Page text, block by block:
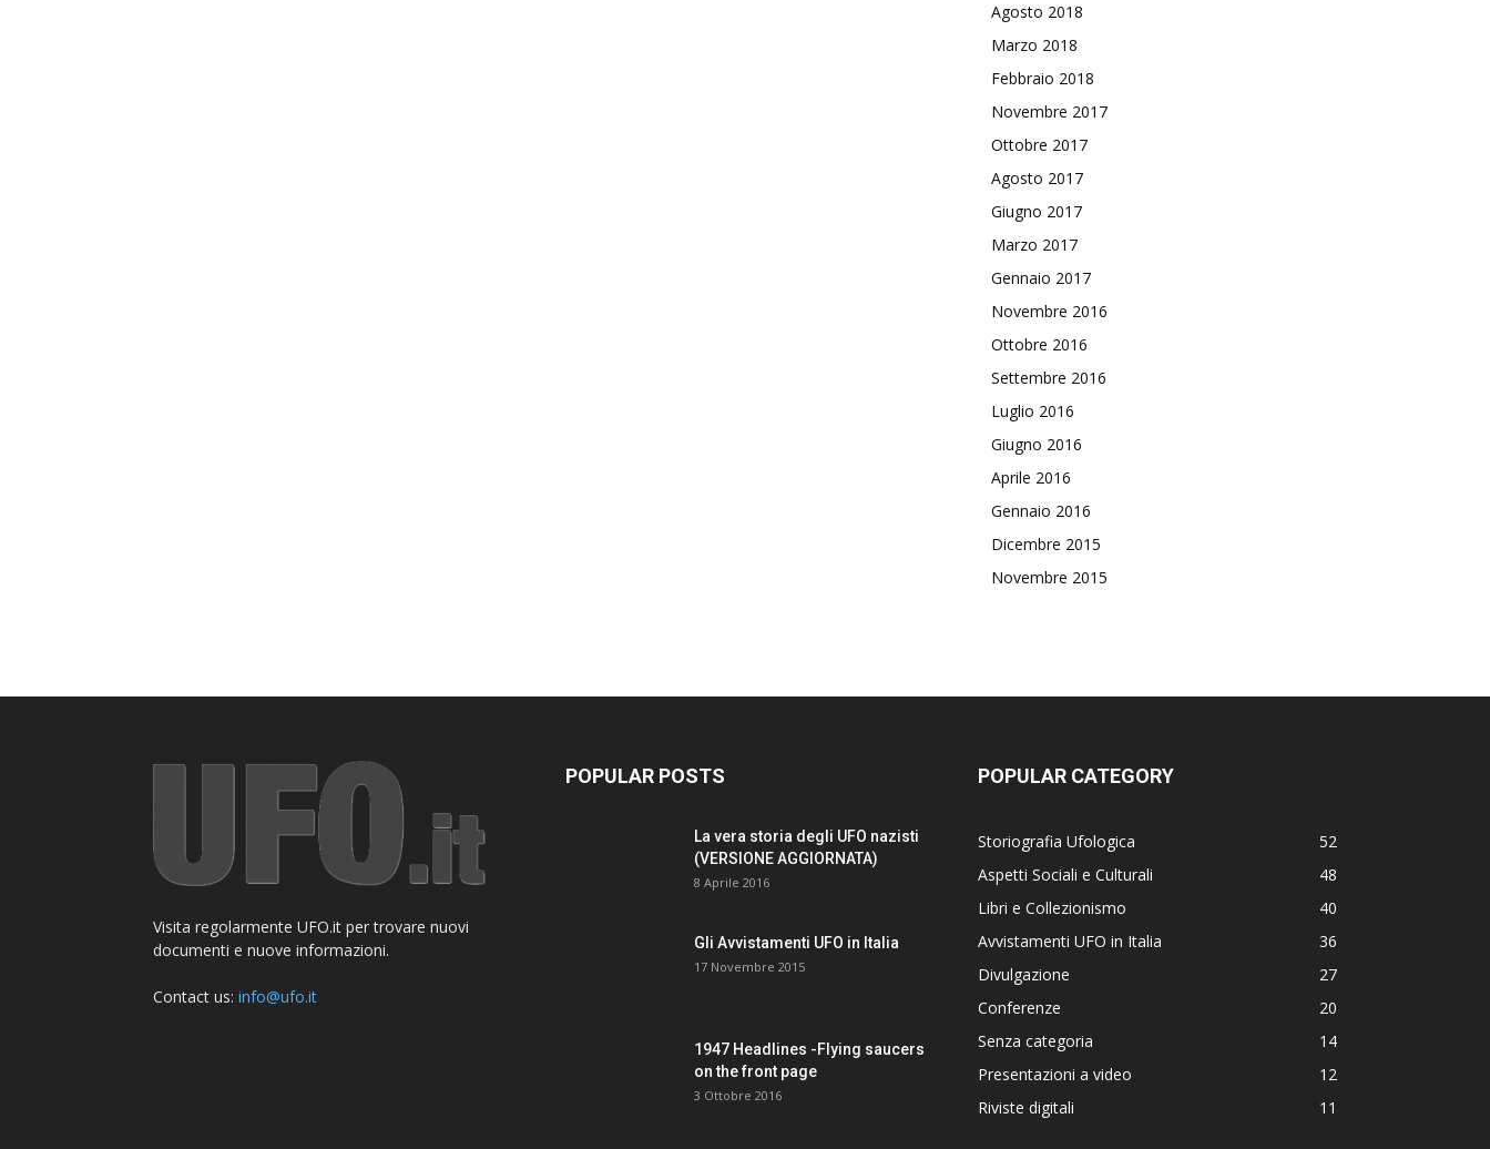
Agosto 2018
Marzo 2018
Febbraio 2018
Novembre 2017
Ottobre 2017
Agosto 2017
Giugno 2017
Marzo 2017
Gennaio 2017
Novembre 2016
Ottobre 2016
Settembre 2016
Luglio 2016
Giugno 2016
Aprile 2016
Gennaio 2016
Dicembre 2015
Novembre 2015
Visita regolarmente UFO.it per trovare nuovi
documenti e nuove informazioni.
Contact us: info@ufo.it
POPULAR POSTS
La vera storia degli UFO nazisti
(VERSIONE AGGIORNATA)
8 Aprile 2016
Gli Avvistamenti UFO in Italia
17 Novembre 2015
1947 Headlines -Flying saucers
on the front page
3 Ottobre 2016
POPULAR CATEGORY
Storiografia Ufologica
52
Aspetti Sociali e Culturali
48
Libri e Collezionismo
40
Avvistamenti UFO in Italia
36
Divulgazione
27
Conferenze
20
Senza categoria
14
Presentazioni a video
12
Riviste digitali
11